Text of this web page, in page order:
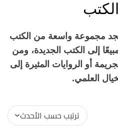
مجموعة واسعة من الكتب
إلى الكتب الجديدة، ومن
أو الروايات المثيرة إلى
العلمي.